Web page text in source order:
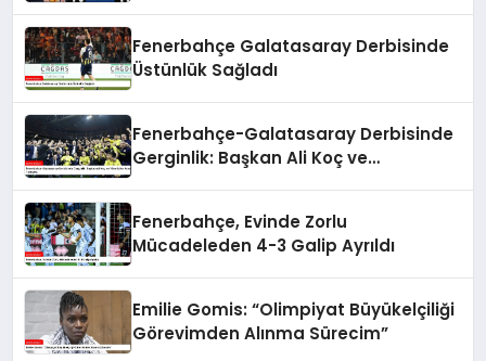
Fenerbahçe Galatasaray Derbisinde
Üstünlük Sağladı
Fenerbahçe-Galatasaray Derbisinde
Gerginlik: Başkan Ali Koç ve
Fenerbahçe, Evinde Zorlu
Mücadeleden 4-3 Galip Ayrıldı
Emilie Gomis: “Olimpiyat Büyükelçiliği
Görevimden Alınma Sürecim”